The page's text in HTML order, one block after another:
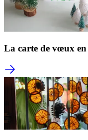
La carte de vœux